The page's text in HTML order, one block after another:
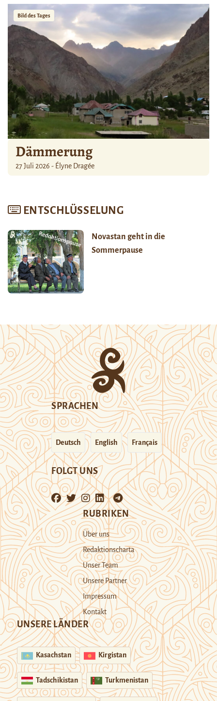
Bild des Tages
Dämmerung
27 Juli 2026 - Élyne Dragée
ENTSCHLÜSSELUNG
Novastan geht in die
Sommerpause
SPRACHEN
Deutsch English Français
FOLGT UNS
RUBRIKEN
Über uns
Redaktionscharta
Unser Team
Unsere Partner
Impressum
Kontakt
UNSERE LÄNDER
Kasachstan Kirgistan
Tadschikistan Turkmenistan